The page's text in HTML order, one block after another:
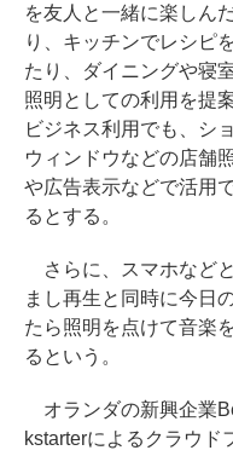
を友人と一緒に楽しん
り、キッチンでレシピ
たり、ダイニングや寝
照明としての利用を提案
ビジネス利用でも、シ
ウィンドウなどの店舗
や広告表示などで活用
るとする。
さらに、スマホなど
まし再生と同時に今日
たら照明を点けて音楽
るという。
オランダの新興企業
kstarterによるクラウド